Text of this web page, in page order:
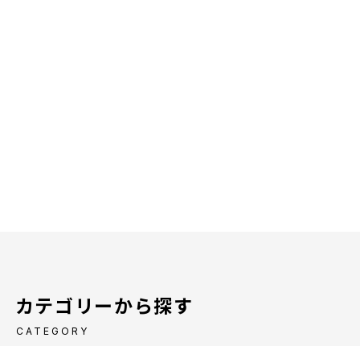
カテゴリーから探す
CATEGORY